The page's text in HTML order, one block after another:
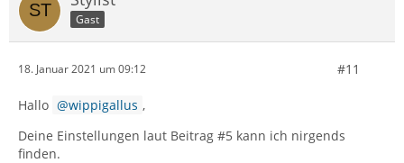
Gast
18. Januar 2021 um 09:12 #11
Hallo wippigallus ,
Deine Einstellungen laut Beitrag #5 kann ich nirgends
finden.